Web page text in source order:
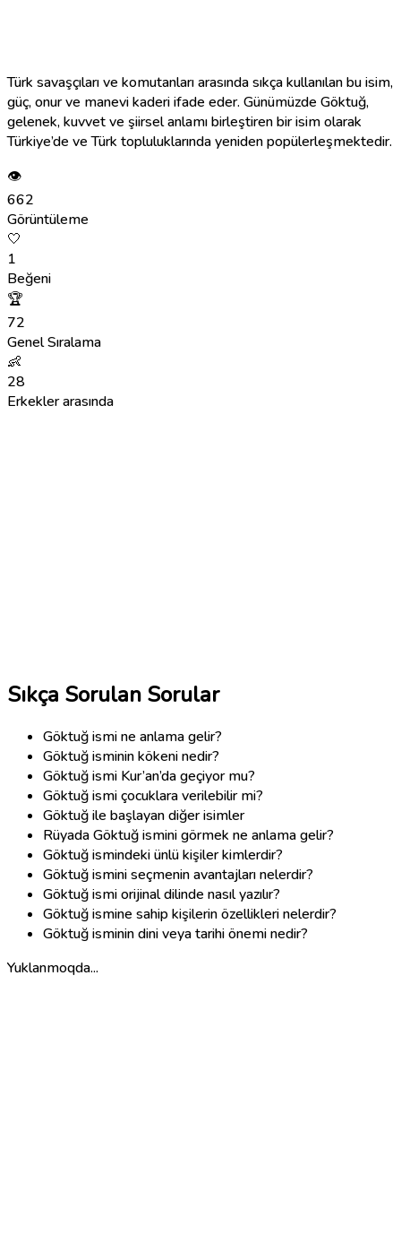
Türk savaşçıları ve komutanları arasında sıkça kullanılan bu isim,
güç, onur ve manevi kaderi ifade eder. Günümüzde Göktuğ,
gelenek, kuvvet ve şiirsel anlamı birleştiren bir isim olarak
Türkiye’de ve Türk topluluklarında yeniden popülerleşmektedir.
👁
662
Görüntüleme
🤍
1
Beğeni
🏆
72
Genel Sıralama
👶
28
Erkekler arasında
Sıkça Sorulan Sorular
Göktuğ ismi ne anlama gelir?
Göktuğ isminin kökeni nedir?
Göktuğ ismi Kur’an’da geçiyor mu?
Göktuğ ismi çocuklara verilebilir mi?
Göktuğ ile başlayan diğer isimler
Rüyada Göktuğ ismini görmek ne anlama gelir?
Göktuğ ismindeki ünlü kişiler kimlerdir?
Göktuğ ismini seçmenin avantajları nelerdir?
Göktuğ ismi orijinal dilinde nasıl yazılır?
Göktuğ ismine sahip kişilerin özellikleri nelerdir?
Göktuğ isminin dini veya tarihi önemi nedir?
Yuklanmoqda...